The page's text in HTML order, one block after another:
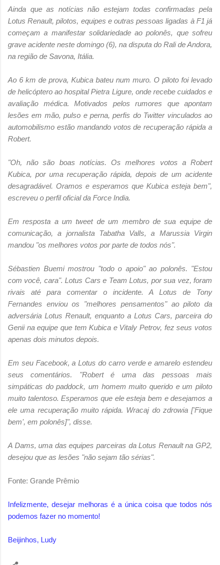
Ainda que as notícias não estejam todas confirmadas pela
Lotus Renault, pilotos, equipes e outras pessoas ligadas à F1 já
começam a manifestar solidariedade ao polonês, que sofreu
grave acidente neste domingo (6), na disputa do Rali de Andora,
na região de Savona, Itália.
Ao 6 km de prova, Kubica bateu num muro. O piloto foi levado
de helicóptero ao hospital Pietra Ligure, onde recebe cuidados e
avaliação médica. Motivados pelos rumores que apontam
lesões em mão, pulso e perna, perfis do Twitter vinculados ao
automobilismo estão mandando votos de recuperação rápida a
Robert.
"Oh, não são boas notícias. Os melhores votos a Robert
Kubica, por uma recuperação rápida, depois de um acidente
desagradável. Oramos e esperamos que Kubica esteja bem",
escreveu o perfil oficial da Force India.
Em resposta a um tweet de um membro de sua equipe de
comunicação, a jornalista Tabatha Valls, a Marussia Virgin
mandou "os melhores votos por parte de todos nós".
Sébastien Buemi mostrou "todo o apoio" ao polonês. "Estou
com você, cara". Lotus Cars e Team Lotus, por sua vez, foram
rivais até para comentar o incidente. A Lotus de Tony
Fernandes enviou os "melhores pensamentos" ao piloto da
adversária Lotus Renault, enquanto a Lotus Cars, parceira do
Genii na equipe que tem Kubica e Vitaly Petrov, fez seus votos
apenas dois minutos depois.
Em seu Facebook, a Lotus do carro verde e amarelo estendeu
seus comentários. "Robert é uma das pessoas mais
simpáticas do paddock, um homem muito querido e um piloto
muito talentoso. Esperamos que ele esteja bem e desejamos a
ele uma recuperação muito rápida. Wracaj do zdrowia ['Fique
bem', em polonês]", disse.
A Dams, uma das equipes parceiras da Lotus Renault na GP2,
desejou que as lesões "não sejam tão sérias".
Fonte: Grande Prêmio
Infelizmente, desejar melhoras é a única coisa que todos nós
podemos fazer no momento!
Beijinhos, Ludy